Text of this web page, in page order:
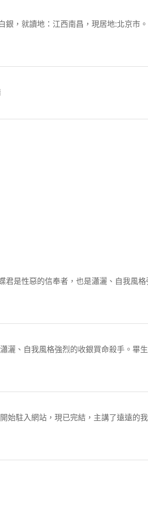
，就讀地：江西南昌，現居地:北京市
君是性惡的信奉者，也是瀟灑、自我風
灑、自我風格強烈的收銀買命殺手。畢
始駐入網站，現已完結，主講了遠遠的